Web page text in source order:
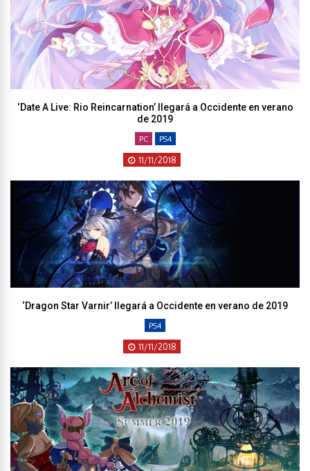
‘Date A Live: Rio Reincarnation’ llegará a Occidente en verano
de 2019
PC PS4
11/11/2018
‘Dragon Star Varnir’ llegará a Occidente en verano de 2019
PS4
11/11/2018